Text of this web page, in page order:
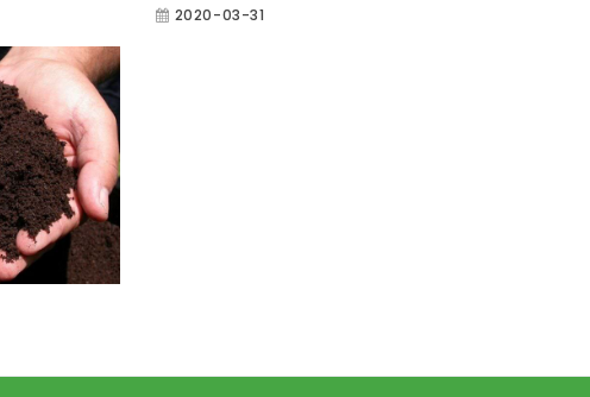
2020-03-31